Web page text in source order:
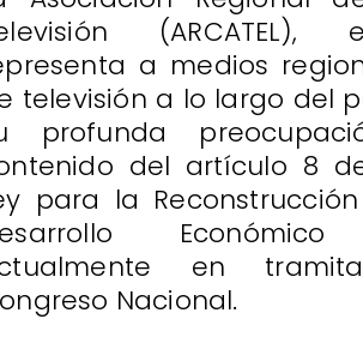
a medios
televisión a lo largo del
profunda
del artículo 8
para la
en
Nacional.